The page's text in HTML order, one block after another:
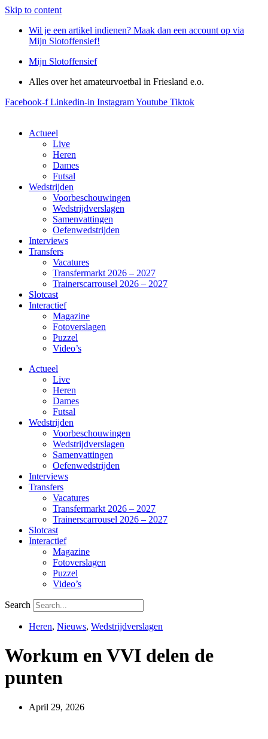
Skip to content
Wil je een artikel indienen? Maak dan een account op via
Mijn Slotoffensief!
Mijn Slotoffensief
Alles over het amateurvoetbal in Friesland e.o.
Facebook-f Linkedin-in InstagramYoutube Tiktok
Actueel
Live
Heren
Dames
Futsal
Wedstrijden
Voorbeschouwingen
Wedstrijdverslagen
Samenvattingen
Oefenwedstrijden
Interviews
Transfers
Vacatures
Transfermarkt 2026 – 2027
Trainerscarrousel 2026 – 2027
Slotcast
Interactief
Magazine
Fotoverslagen
Puzzel
Video’s
Actueel
Live
Heren
Dames
Futsal
Wedstrijden
Voorbeschouwingen
Wedstrijdverslagen
Samenvattingen
Oefenwedstrijden
Interviews
Transfers
Vacatures
Transfermarkt 2026 – 2027
Trainerscarrousel 2026 – 2027
Slotcast
Interactief
Magazine
Fotoverslagen
Puzzel
Video’s
Search
Heren, Nieuws, Wedstrijdverslagen
Workum en VVI delen de
punten
April 29, 2026